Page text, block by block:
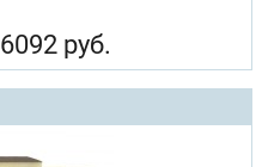
6092 руб.